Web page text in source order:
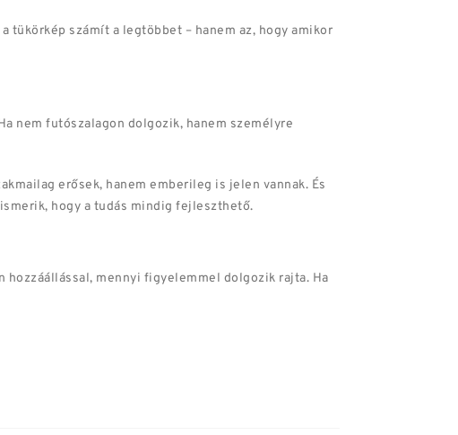
tükörkép számít a legtöbbet – hanem az, hogy amikor
nem futószalagon dolgozik, hanem személyre
erősek, hanem emberileg is jelen vannak. És
hogy a tudás mindig fejleszthető.
hozzáállással, mennyi figyelemmel dolgozik rajta. Ha